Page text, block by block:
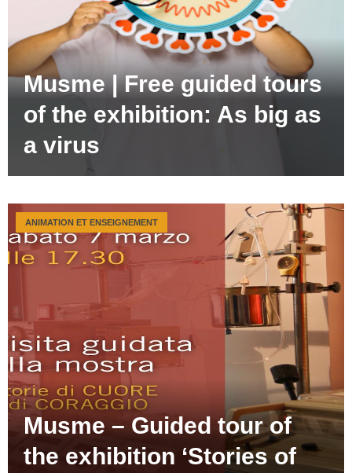
Musme | Free guided tours
of the exhibition: As big as
a virus
Musme – Guided tour of
the exhibition ‘Stories of
ANIMATION ET ENSEIGNEMENT